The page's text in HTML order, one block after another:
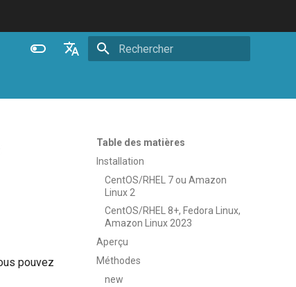
Table des matières
Installation
CentOS/RHEL 7 ou Amazon
Linux 2
CentOS/RHEL 8+, Fedora Linux,
Amazon Linux 2023
Aperçu
Méthodes
new
pouvez